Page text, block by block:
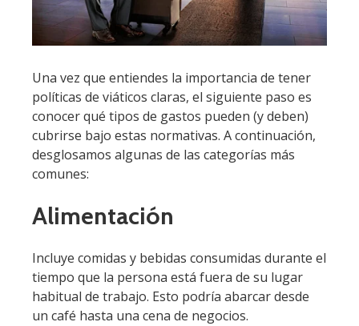
Una vez que entiendes la importancia de tener
políticas de viáticos claras, el siguiente paso es
conocer qué tipos de gastos pueden (y deben)
cubrirse bajo estas normativas. A continuación,
desglosamos algunas de las categorías más
comunes:
Alimentación
Incluye comidas y bebidas consumidas durante el
tiempo que la persona está fuera de su lugar
habitual de trabajo. Esto podría abarcar desde
un café hasta una cena de negocios.